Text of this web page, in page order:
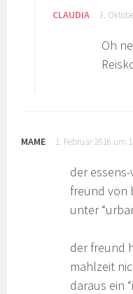
CLAUDIA 3.
Oh
MAME 1. Februar 2016 um
der
freund von
unter
der freund
mahlzeit
daraus ein